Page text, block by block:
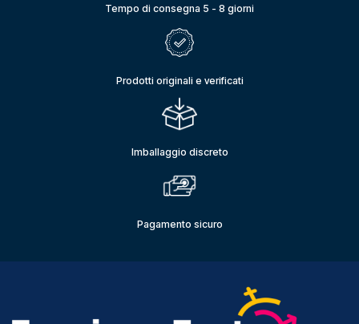
Tempo di consegna 5 - 8 giorni
Prodotti originali e verificati
Imballaggio discreto
Pagamento sicuro